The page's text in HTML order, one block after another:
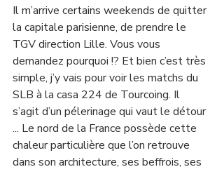
Il m’arrive certains weekends de quitter
la capitale parisienne, de prendre le
TGV direction Lille. Vous vous
demandez pourquoi !? Et bien c’est très
simple, j’y vais pour voir les matchs du
SLB à la casa 224 de Tourcoing. Il
s’agit d’un pélerinage qui vaut le détour
... Le nord de la France possède cette
chaleur particulière que l’on retrouve
dans son architecture, ses beffrois, ses